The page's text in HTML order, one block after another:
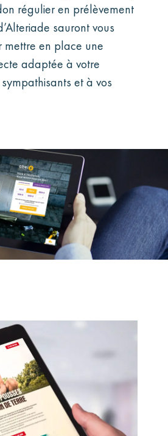
régulier en prélèvement
sauront vous
en place une
adaptée à votre
et à vos